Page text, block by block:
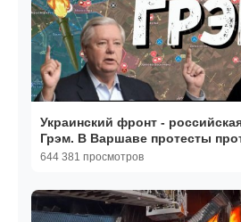
Украинский фронт -
Грэм. В Варшаве протесты
13.07.26
644 381 просмотров